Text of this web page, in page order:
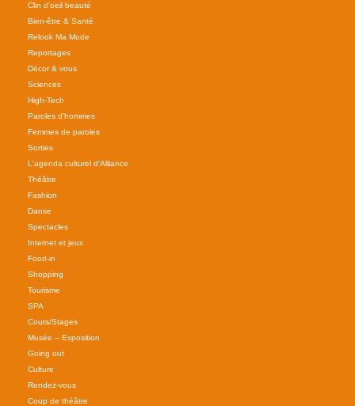
Clin d'oeil beauté
Bien-être & Santé
Relook Ma Mode
Reportages
Décor & vous
Sciences
High-Tech
Paroles d'hommes
Femmes de paroles
Sorties
L'agenda culturel d'Alliance
Théâtre
Fashion
Danse
Spectacles
Internet et jeux
Food-in
Shopping
Tourisme
SPA
Cours/Stages
Musée – Exposition
Going out
Culture
Rendez-vous
Coup de théâtre